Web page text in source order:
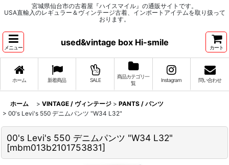
宮城県仙台市の古着屋『ハイスマイル』の通販サイトです。
USA直輸入のレギュラー＆ヴィンテージ古着、インポートアイテムを取り扱って
おります。
メニュー
used&vintage box Hi-smile
カート
ホーム 新着商品 SALE
商品カテゴリ一
覧
Instagram 問い合わせ
ホーム > VINTAGE / ヴィンテージ > PANTS / パンツ
> 00's Levi's 550 デニムパンツ "W34 L32"
00's Levi's 550 デニムパンツ "W34 L32"
[mbm013b2101753831]